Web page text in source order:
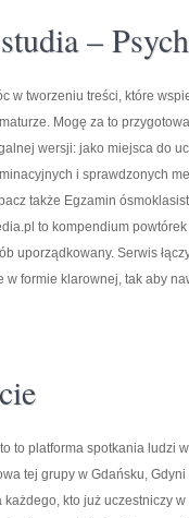
–
w tworzeniu treści, które
Mogę za to
wersji: jako miejsca do
i sprawdzonych
także Egzamin
to kompendium
uporządkowany. Serwis
w formie klarownej, tak aby
to platforma spotkania ludzi
tej grupy w Gdańsku,
kto już uczestniczy